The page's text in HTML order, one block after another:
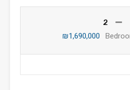
2
₪1,690,000